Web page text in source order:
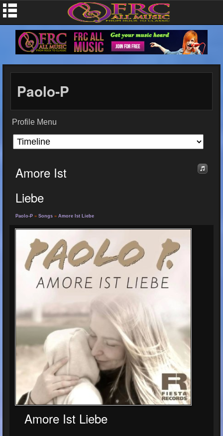
Paolo-P
Profile Menu
Amore Ist
Liebe
Paolo-P » Songs » Amore Ist Liebe
Amore Ist Liebe